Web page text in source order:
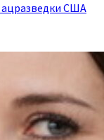
США